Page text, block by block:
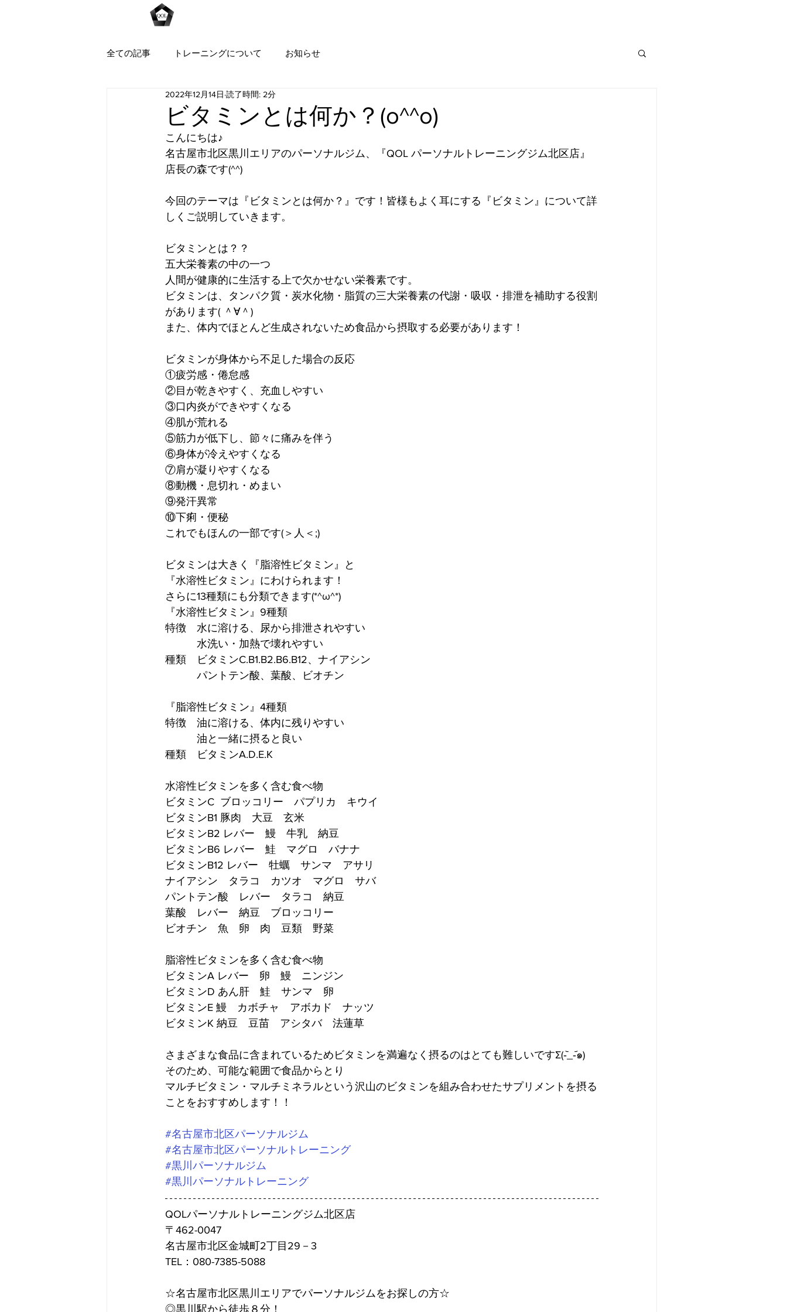
全ての記事 トレーニングについて お知らせ
ビタミンとは何か？(o^^o)
2022年12月14日 読了時間: 2分
こんにちは♪
名古屋市北区黒川エリアのパーソナルジム、『QOL パーソナルトレーニングジム北区店』
店長の森です(^^)
今回のテーマは『ビタミンとは何か？』です！皆様もよく耳にする『ビタミン』について詳
しくご説明していきます。
ビタミンとは？？
五大栄養素の中の一つ
人間が健康的に生活する上で欠かせない栄養素です。
ビタミンは、タンパク質・炭水化物・脂質の三大栄養素の代謝・吸収・排泄を補助する役割
があります( ＾∀＾)
また、体内でほとんど生成されないため食品から摂取する必要があります！
ビタミンが身体から不足した場合の反応
①疲労感・倦怠感
②目が乾きやすく、充血しやすい
③口内炎ができやすくなる
④肌が荒れる
⑤筋力が低下し、節々に痛みを伴う
⑥身体が冷えやすくなる
⑦肩が凝りやすくなる
⑧動機・息切れ・めまい
⑨発汗異常
⑩下痢・便秘
これでもほんの一部です(＞人＜;)
ビタミンは大きく『脂溶性ビタミン』と
『水溶性ビタミン』にわけられます！
さらに13種類にも分類できます(*^ω^*)
『水溶性ビタミン』9種類
特徴　水に溶ける、尿から排泄されやすい
水洗い・加熱で壊れやすい
種類　ビタミンC.B1.B2.B6.B12、ナイアシン
パントテン酸、葉酸、ビオチン
『脂溶性ビタミン』4種類
特徴　油に溶ける、体内に残りやすい
油と一緒に摂ると良い
種類　ビタミンA.D.E.K
水溶性ビタミンを多く含む食べ物
ビタミンC  ブロッコリー　パプリカ　キウイ
ビタミンB1 豚肉　大豆　玄米
ビタミンB2 レバー　鰻　牛乳　納豆
ビタミンB6 レバー　鮭　マグロ　バナナ
ビタミンB12 レバー　牡蠣　サンマ　アサリ
ナイアシン　タラコ　カツオ　マグロ　サバ
パントテン酸　レバー　タラコ　納豆
葉酸　レバー　納豆　ブロッコリー
ビオチン　魚　卵　肉　豆類　野菜
脂溶性ビタミンを多く含む食べ物
ビタミンA レバー　卵　鰻　ニンジン
ビタミンD あん肝　鮭　サンマ　卵
ビタミンE 鰻　カボチャ　アボカド　ナッツ
ビタミンK 納豆　豆苗　アシタバ　法蓮草
さまざまな食品に含まれているためビタミンを満遍なく摂るのはとても難しいですΣ(-᷅_-᷄๑)
そのため、可能な範囲で食品からとり
マルチビタミン・マルチミネラルという沢山のビタミンを組み合わせたサプリメントを摂る
ことをおすすめします！！
#名古屋市北区パーソナルジム
#名古屋市北区パーソナルトレーニング
#黒川パーソナルジム
#黒川パーソナルトレーニング
QOLパーソナルトレーニングジム北区店
〒462-0047
名古屋市北区金城町2丁目29－3
TEL：080-7385-5088
☆名古屋市北区黒川エリアでパーソナルジムをお探しの方☆
◎黒川駅から徒歩８分！